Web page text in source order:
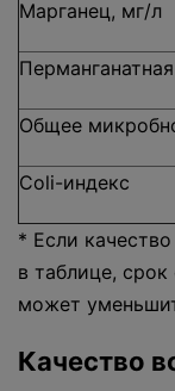
Марганец, мг/л
Общее
Coli-индекс
* Если
в таблице,
может
Качество